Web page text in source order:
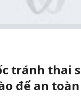
tránh thai
để an